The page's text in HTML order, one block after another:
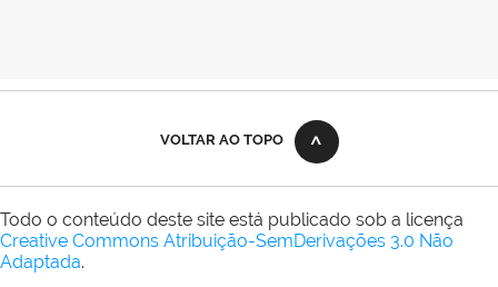
VOLTAR AO TOPO
Todo o conteúdo deste site está publicado sob a licença
Creative Commons Atribuição-SemDerivações 3.0 Não
Adaptada.